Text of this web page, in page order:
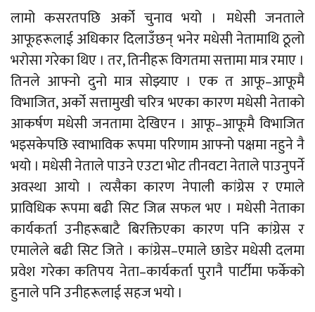
लामो कसरतपछि अर्को चुनाव भयो । मधेसी जनताले
आफूहरूलाई अधिकार दिलाउँछन् भनेर मधेसी नेतामाथि ठूलो
भरोसा गरेका थिए । तर, तिनीहरू विगतमा सत्तामा मात्र रमाए ।
तिनले आफ्नो दुनो मात्र सोझ्याए । एक त आफू–आफूमै
विभाजित, अर्को सत्तामुखी चरित्र भएका कारण मधेसी नेताको
आकर्षण मधेसी जनतामा देखिएन । आफू–आफूमै विभाजित
भइसकेपछि स्वाभाविक रूपमा परिणाम आफ्नो पक्षमा नहुने नै
भयो । मधेसी नेताले पाउने एउटा भोट तीनवटा नेताले पाउनुपर्ने
अवस्था आयो । त्यसैका कारण नेपाली कांग्रेस र एमाले
प्राविधिक रूपमा बढी सिट जित्न सफल भए । मधेसी नेताका
कार्यकर्ता उनीहरूबाटै बिरक्तिएका कारण पनि कांग्रेस र
एमालेले बढी सिट जिते । कांग्रेस–एमाले छाडेर मधेसी दलमा
प्रवेश गरेका कतिपय नेता–कार्यकर्ता पुरानै पार्टीमा फर्केको
हुनाले पनि उनीहरूलाई सहज भयो ।